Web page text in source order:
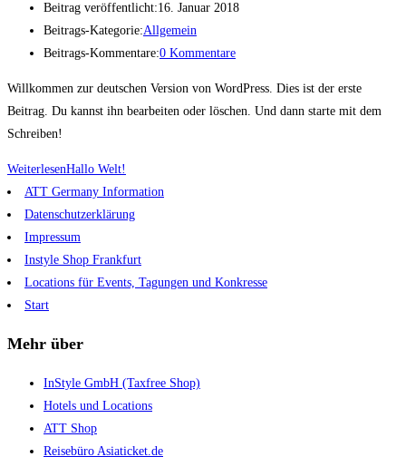
Beitrag veröffentlicht:16. Januar 2018
Beitrags-Kategorie:Allgemein
Beitrags-Kommentare:0 Kommentare
Willkommen zur deutschen Version von WordPress. Dies ist der erste
Beitrag. Du kannst ihn bearbeiten oder löschen. Und dann starte mit dem
Schreiben!
WeiterlesenHallo Welt!
ATT Germany Information
Datenschutzerklärung
Impressum
Instyle Shop Frankfurt
Locations für Events, Tagungen und Konkresse
Start
Mehr über
InStyle GmbH (Taxfree Shop)
Hotels und Locations
ATT Shop
Reisebüro Asiaticket.de